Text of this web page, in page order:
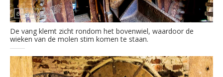
De vang klemt zicht rondom het bovenwiel, waardoor de
wieken van de molen stim komen te staan.